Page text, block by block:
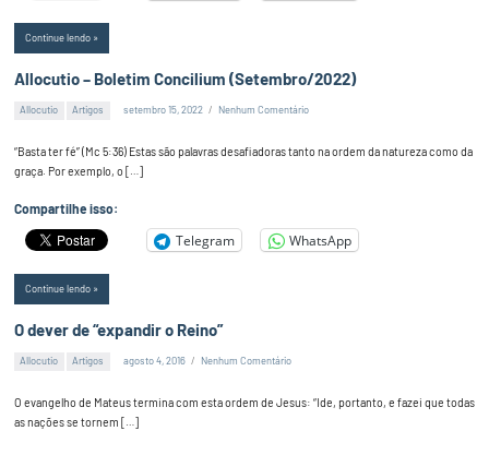
Continue lendo
Allocutio – Boletim Concilium (Setembro/2022)
Allocutio Artigos setembro 15, 2022 Nenhum Comentário
“Basta ter fé” (Mc 5:36) Estas são palavras desafiadoras tanto na ordem da natureza como da
graça. Por exemplo, o […]
Compartilhe isso:
Telegram WhatsApp
Continue lendo
O dever de “expandir o Reino”
Allocutio Artigos agosto 4, 2016 Nenhum Comentário
O evangelho de Mateus termina com esta ordem de Jesus: “Ide, portanto, e fazei que todas
as nações se tornem […]